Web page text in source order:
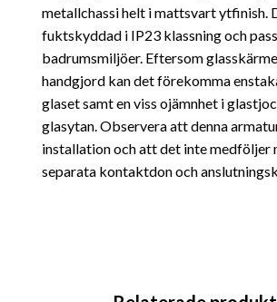
metallchassi helt i mattsvart ytfinish.
fuktskyddad i IP23 klassning och
badrumsmiljöer. Eftersom
handgjord kan det förekomma
glaset samt en viss ojämnhet i
glasytan. Observera att denna
installation och att det inte medföljer
separata kontaktdon och